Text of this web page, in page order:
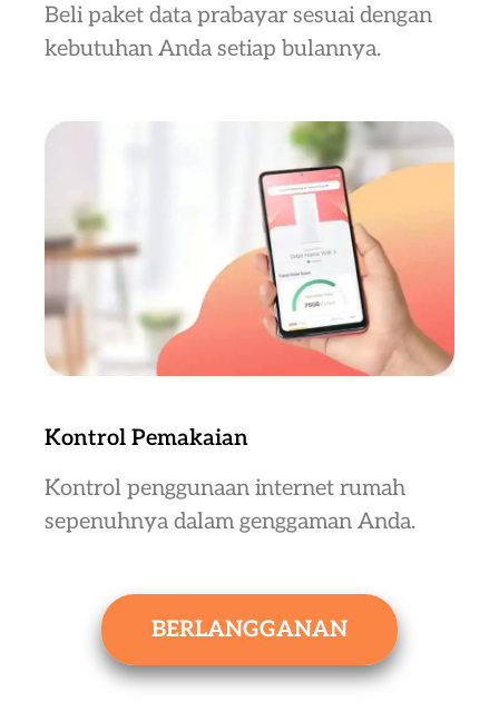
Beli paket data prabayar sesuai dengan
kebutuhan Anda setiap bulannya.
Kontrol Pemakaian
Kontrol penggunaan internet rumah
sepenuhnya dalam genggaman Anda.
BERLANGGANAN